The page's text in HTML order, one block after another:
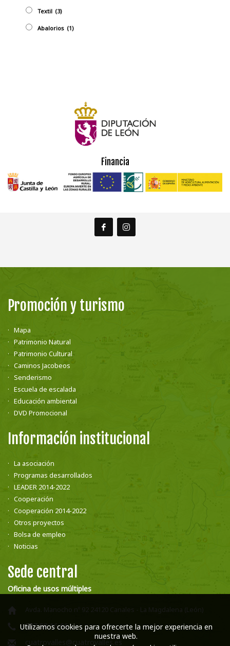
Textil (3)
Abalorios (1)
Financia
Promoción y turismo
Mapa
Patrimonio Natural
Patrimonio Cultural
Caminos Jacobeos
Senderismo
Escuela de escalada
Educación ambiental
DVD Promocional
Información institucional
La asociación
Programas desarrollados
LEADER 2014-2022
Cooperación
Cooperación 2014-2022
Otros proyectos
Bolsa de empleo
Noticias
Sede central
Oficina de usos múltiples
Avda. Manocho nº 92 24120 Canales - La Magdalena (León)
987 58 16 66
cuatrovalles@cuatrovalles.es
Utilizamos cookies para ofrecerte la mejor experiencia en
nuestra web.